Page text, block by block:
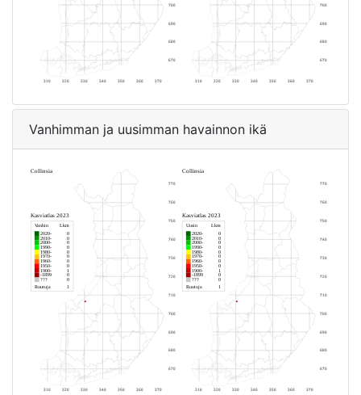
Vanhimman ja uusimman havainnon ikä